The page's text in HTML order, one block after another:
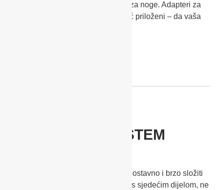
se pretvara u mekanu i toplu vreću za noge. Adapteri za
namještanje RECARO jajeta su već priloženi – da vaša
JEDNORUČNI SISTEM
Dječja kolica Sadena možemo jednostavno i brzo složiti
samo s jednom rukom. I to zajedno s sjedećim dijelom, ne